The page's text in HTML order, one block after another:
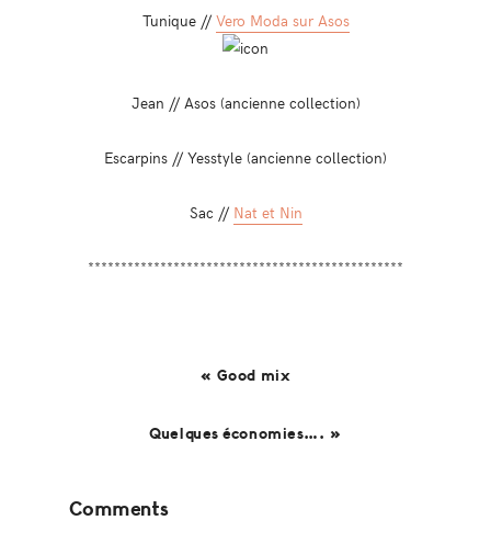
Tunique // Vero Moda sur Asos
Jean // Asos (ancienne collection)
Escarpins // Yesstyle (ancienne collection)
Sac // Nat et Nin
************************************************
« Good mix
Quelques économies…. »
Interactions
Comments